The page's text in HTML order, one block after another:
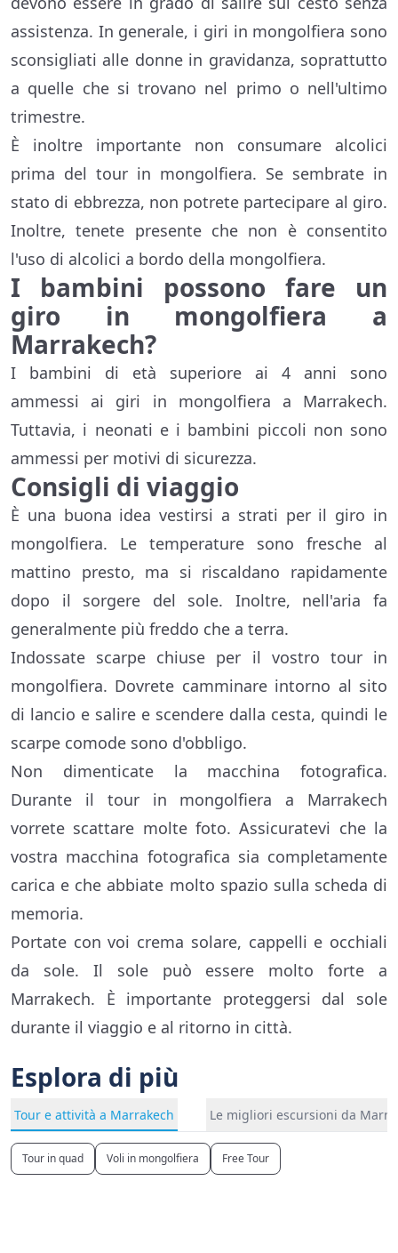
assistenza. In generale, i giri in mongolfiera sono
sconsigliati alle donne in gravidanza, soprattutto
a quelle che si trovano nel primo o nell'ultimo
trimestre.
È inoltre importante non consumare alcolici
prima del tour in mongolfiera. Se sembrate in
stato di ebbrezza, non potrete partecipare al giro.
Inoltre, tenete presente che non è consentito
l'uso di alcolici a bordo della mongolfiera.
I bambini possono fare un
giro in mongolfiera a
Marrakech?
I bambini di età superiore ai 4 anni sono
ammessi ai giri in mongolfiera a Marrakech.
Tuttavia, i neonati e i bambini piccoli non sono
ammessi per motivi di sicurezza.
Consigli di viaggio
È una buona idea vestirsi a strati per il giro in
mongolfiera. Le temperature sono fresche al
mattino presto, ma si riscaldano rapidamente
dopo il sorgere del sole. Inoltre, nell'aria fa
generalmente più freddo che a terra.
Indossate scarpe chiuse per il vostro tour in
mongolfiera. Dovrete camminare intorno al sito
di lancio e salire e scendere dalla cesta, quindi le
scarpe comode sono d'obbligo.
Non dimenticate la macchina fotografica.
Durante il tour in mongolfiera a Marrakech
vorrete scattare molte foto. Assicuratevi che la
vostra macchina fotografica sia completamente
carica e che abbiate molto spazio sulla scheda di
memoria.
Portate con voi crema solare, cappelli e occhiali
da sole. Il sole può essere molto forte a
Marrakech. È importante proteggersi dal sole
durante il viaggio e al ritorno in città.
Esplora di più
Tour e attività a Marrakech Le migliori escursioni da
Tour in quad Voli in mongolfiera Free Tour